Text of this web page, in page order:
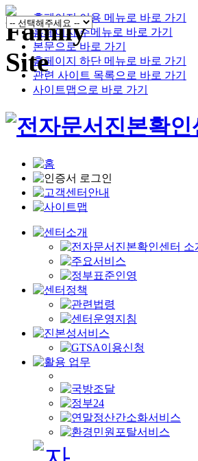
홈페이지 이용 메뉴로 바로 가기
홈페이지 주메뉴로 바로 가기
본문으로 바로 가기
홈페이지 하단 메뉴로 바로 가기
관련 사이트 목록으로 바로 가기
사이트맵으로 바로 가기